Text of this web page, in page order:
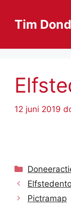
naarTim
12 juni 2019
Pictramap